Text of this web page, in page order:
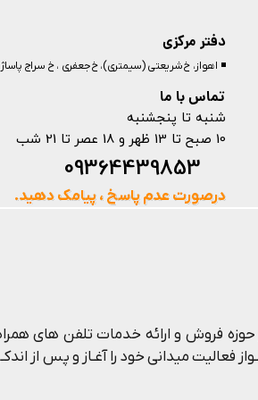
حوزه فروش و ارائه خدمات تلفن های همراه
فعالیت میدانی خود را آغـاز و پس از
دفتر مرکزی
تماس با ما
◾️ اهواز، خ شریعتی (سیمتری)، خ جعفری ، خ سراج
شنبه تا پنجشنبه
10 صبح تا 13 ظهر و 18 عصر تا 21 شب
درصورت عدم پاسخ ، پیامک دهید.